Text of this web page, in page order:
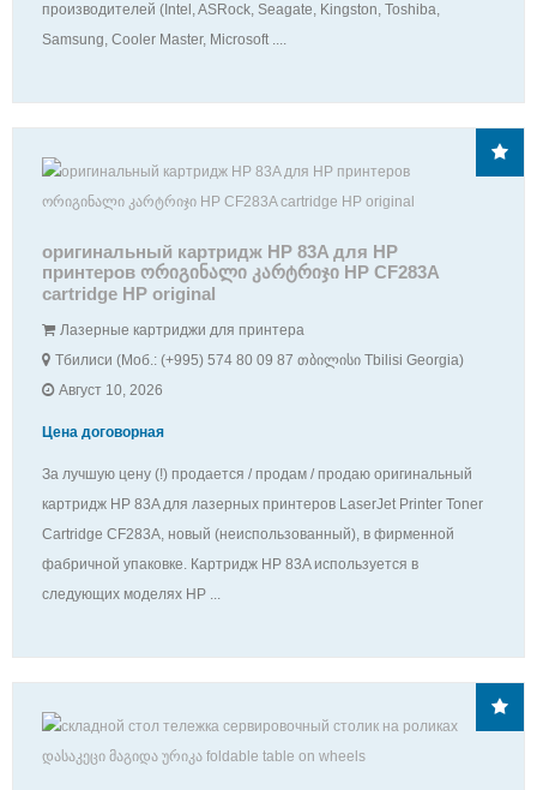
производителей (Intel, ASRock, Seagate, Kingston, Toshiba,
Samsung, Cooler Master, Microsoft ....
оригинальный картридж HP 83A для HP
принтеров ორიგინალი კარტრიჯი HP CF283A
cartridge HP original
Лазерные картриджи для принтера
Тбилиси (Моб.: (+995) 574 80 09 87 თბილისი Tbilisi Georgia)
Август 10, 2026
Цена договорная
За лучшую цену (!) продается / продам / продаю оригинальный
картридж HP 83A для лазерных принтеров LaserJet Printer Toner
Cartridge CF283A, новый (неиспользованный), в фирменной
фабричной упаковке. Картридж HP 83A используется в
следующих моделях HP ...